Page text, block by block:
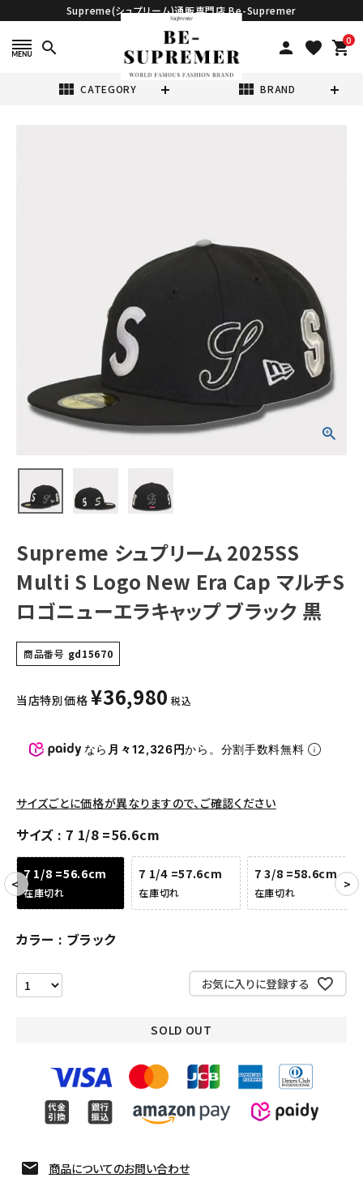
Supreme(シュプリーム)通販専門店 Be-Supremer
search person favorite 0
shopping_cart
view_module CATEGORY view_module BRAND
NEW ITEMS
Tシャツ・ロングスリーブ
パーカー・トレーナー
キャップ・ハット
ニット帽・ビーニー
その他バッグ類
スニーカー・ブーツ
COLLABORATION BRAND
SEASON
CONTENTS
ようこそ ゲスト 様
meeting_room ログイン
Supreme シュプリーム 2025SS
Multi S Logo New Era Cap マルチS
ロゴニューエラキャップ ブラック 黒
商品番号 gd15670
当店特別価格 ¥36,980 税込
なら 月々12,326円から。分割手数料無料
サイズごとに価格が異なりますので、ご確認ください
サイズ 7 1/8 =56.6cm
7 1/8 =56.6cm
在庫切れ
7 1/4 =57.6cm
在庫切れ
7 3/8 =58.6cm
在庫切れ
カラー ブラック
お気に入りに登録する
SOLD OUT
商品についてのお問い合わせ